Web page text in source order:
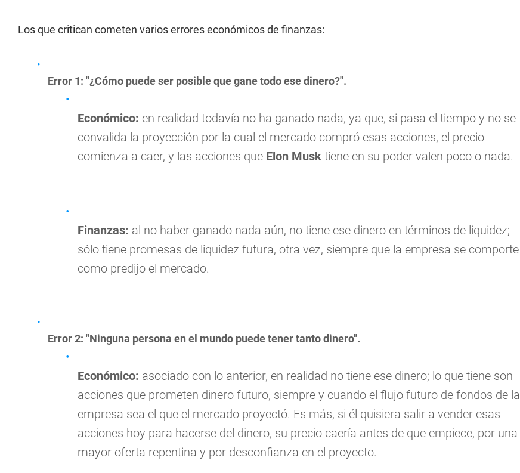
Los que critican cometen varios errores económicos de finanzas:
Error 1: "¿Cómo puede ser posible que gane todo ese dinero?".
Económico: en realidad todavía no ha ganado nada, ya que, si pasa el tiempo y no se
convalida la proyección por la cual el mercado compró esas acciones, el precio
comienza a caer, y las acciones que Elon Musk tiene en su poder valen poco o nada.
Finanzas: al no haber ganado nada aún, no tiene ese dinero en términos de liquidez;
sólo tiene promesas de liquidez futura, otra vez, siempre que la empresa se comporte
como predijo el mercado.
Error 2: "Ninguna persona en el mundo puede tener tanto dinero".
Económico: asociado con lo anterior, en realidad no tiene ese dinero; lo que tiene son
acciones que prometen dinero futuro, siempre y cuando el flujo futuro de fondos de la
empresa sea el que el mercado proyectó. Es más, si él quisiera salir a vender esas
acciones hoy para hacerse del dinero, su precio caería antes de que empiece, por una
mayor oferta repentina y por desconfianza en el proyecto.